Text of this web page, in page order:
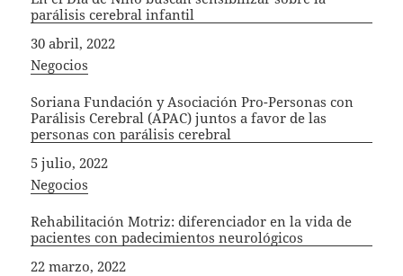
parálisis cerebral infantil
Fecha
30 abril, 2022
In relation to
Negocios
Soriana Fundación y Asociación Pro-Personas con
Parálisis Cerebral (APAC) juntos a favor de las
personas con parálisis cerebral
Fecha
5 julio, 2022
In relation to
Negocios
Rehabilitación Motriz: diferenciador en la vida de
pacientes con padecimientos neurológicos
Fecha
22 marzo, 2022